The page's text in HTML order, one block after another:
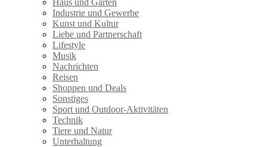
Haus und Garten
Industrie und Gewerbe
Kunst und Kultur
Liebe und Partnerschaft
Lifestyle
Musik
Nachrichten
Reisen
Shoppen und Deals
Sonstiges
Sport und Outdoor-Aktivitäten
Technik
Tiere und Natur
Unterhaltung